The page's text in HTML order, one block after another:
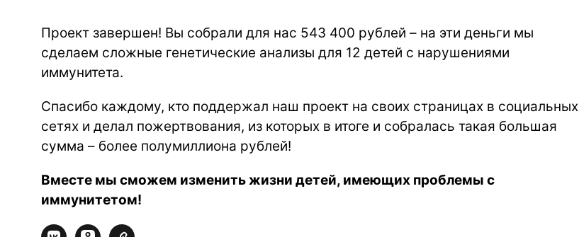
Проект завершен! Вы собрали для нас 543 400 рублей – на эти деньги мы
сделаем сложные генетические анализы для 12 детей с нарушениями
иммунитета.
Спасибо каждому, кто поддержал наш проект на своих страницах в социальных
сетях и делал пожертвования, из которых в итоге и собралась такая большая
сумма – более полумиллиона рублей!
Вместе мы сможем изменить жизни детей, имеющих проблемы с
иммунитетом!